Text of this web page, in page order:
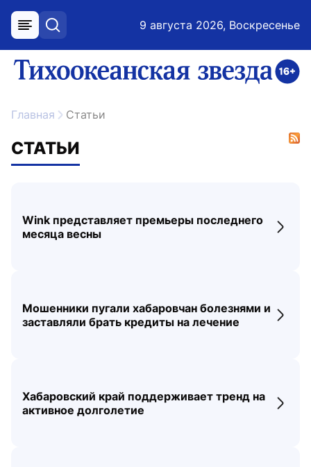
меню поиск 9 августа 2026, Воскресенье
ссылка на главную
Главная Статьи
СТАТЬИ
Wink представляет премьеры последнего
месяца весны
Мошенники пугали хабаровчан болезнями и
заставляли брать кредиты на лечение
Хабаровский край поддерживает тренд на
активное долголетие